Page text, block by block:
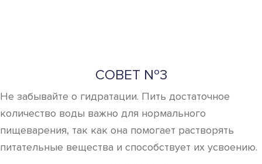
СОВЕТ №3
Не забывайте о гидратации. Пить достаточное
количество воды важно для нормального
пищеварения, так как она помогает растворять
питательные вещества и способствует их усвоению.